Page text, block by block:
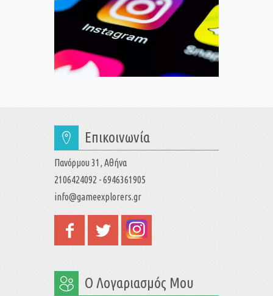
Επικοινωνία
Πανόρμου 31, Αθήνα
2106424092 - 6946361905
info@gameexplorers.gr
Ο Λογαριασμός Μου